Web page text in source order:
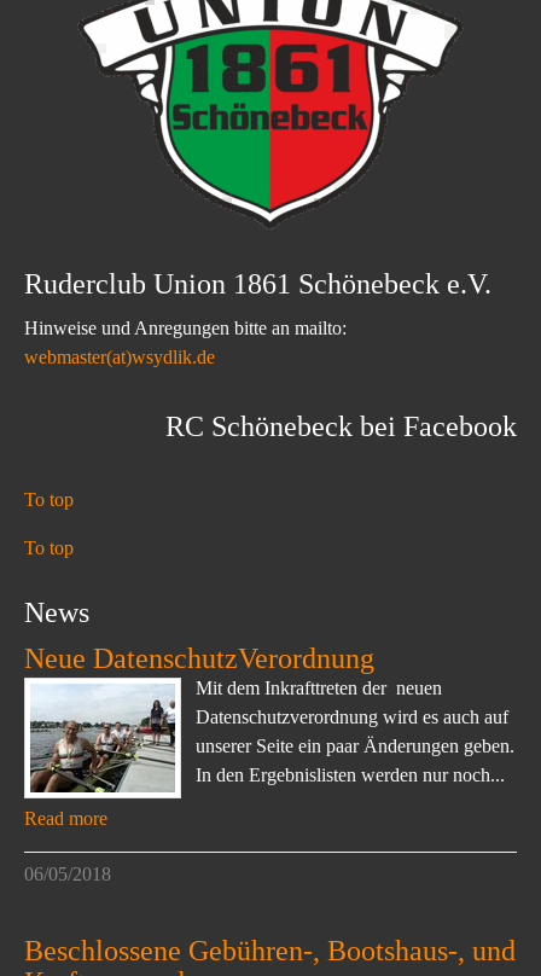
Ruderclub Union 1861 Schönebeck e.V.
Hinweise und Anregungen bitte an mailto:
webmaster(at)wsydlik.de
RC Schönebeck bei Facebook
To top
To top
News
Neue DatenschutzVerordnung
Mit dem Inkrafttreten der neuen
Datenschutzverordnung wird es auch auf
unserer Seite ein paar Änderungen geben.
In den Ergebnislisten werden nur noch...
Read more
06/05/2018
Beschlossene Gebühren-, Bootshaus-, und